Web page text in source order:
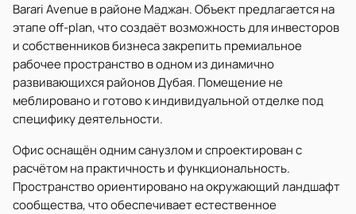
Barari Avenue в районе Маджан. Объект предлагается на
этапе off-plan, что создаёт возможность для инвесторов
и собственников бизнеса закрепить премиальное
рабочее пространство в одном из динамично
развивающихся районов Дубая. Помещение не
меблировано и готово к индивидуальной отделке под
специфику деятельности.
Офис оснащён одним санузлом и спроектирован с
расчётом на практичность и функциональность.
Пространство ориентировано на окружающий ландшафт
сообщества, что обеспечивает естественное